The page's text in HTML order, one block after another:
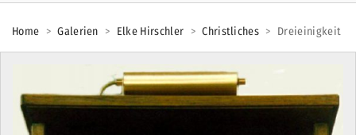
Home > Galerien > Elke Hirschler > Christliches > Dreieinigkeit